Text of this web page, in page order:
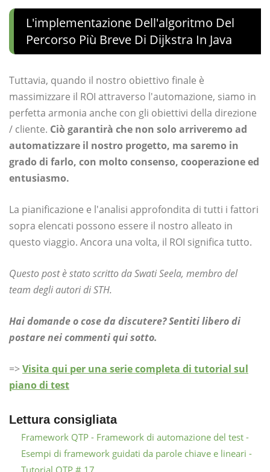
L'implementazione Dell'algoritmo Del
Percorso Più Breve Di Dijkstra In Java
Tuttavia, quando il nostro obiettivo finale è
massimizzare il ROI attraverso l'automazione, siamo in
perfetta armonia anche con gli obiettivi della direzione
/ cliente. Ciò garantirà che non solo arriveremo ad
automatizzare il nostro progetto, ma saremo in
grado di farlo, con molto consenso, cooperazione ed
entusiasmo.
La pianificazione e l'analisi approfondita di tutti i fattori
sopra elencati possono essere il nostro alleato in
questo viaggio. Ancora una volta, il ROI significa tutto.
Questo post è stato scritto da Swati Seela, membro del
team degli autori di STH.
Hai domande o cose da discutere? Sentiti libero di
postare nei commenti qui sotto.
=>Visita qui per una serie completa di tutorial sul
piano di test
Lettura consigliata
Framework QTP - Framework di automazione del test -
Esempi di framework guidati da parole chiave e lineari -
Tutorial QTP # 17